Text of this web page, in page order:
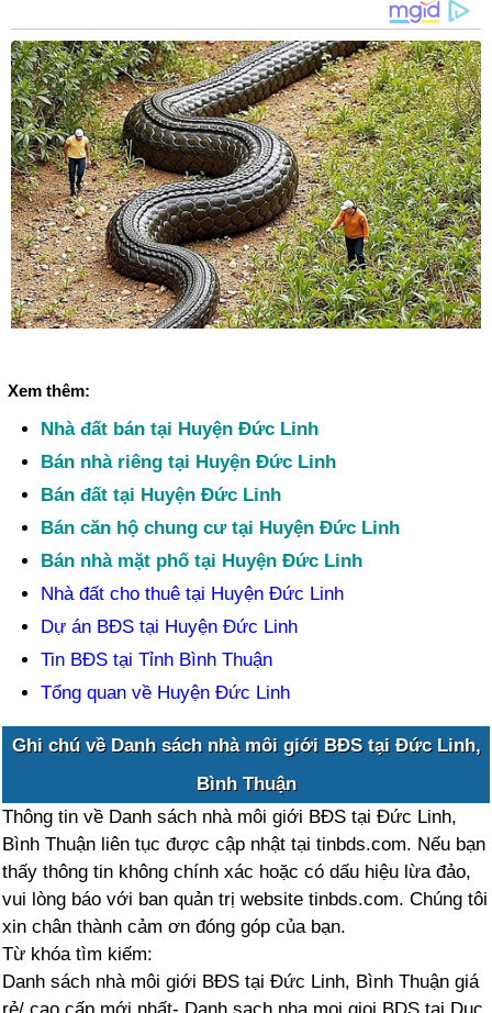
Xem thêm:
Nhà đất bán tại Huyện Đức Linh
Bán nhà riêng tại Huyện Đức Linh
Bán đất tại Huyện Đức Linh
Bán căn hộ chung cư tại Huyện Đức Linh
Bán nhà mặt phố tại Huyện Đức Linh
Nhà đất cho thuê tại Huyện Đức Linh
Dự án BĐS tại Huyện Đức Linh
Tin BĐS tại Tỉnh Bình Thuận
Tổng quan về Huyện Đức Linh
Ghi chú về Danh sách nhà môi giới BĐS tại Đức Linh,
Bình Thuận
Thông tin về Danh sách nhà môi giới BĐS tại Đức Linh,
Bình Thuận liên tục được cập nhật tại tinbds.com. Nếu bạn
thấy thông tin không chính xác hoặc có dấu hiệu lừa đảo,
vui lòng báo với ban quản trị website tinbds.com. Chúng tôi
xin chân thành cảm ơn đóng góp của bạn.
Từ khóa tìm kiếm:
Danh sách nhà môi giới BĐS tại Đức Linh, Bình Thuận giá